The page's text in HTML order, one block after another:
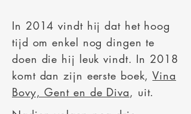
In 2014 vindt hij dat het hoog
tijd om enkel nog dingen te
doen die hij leuk vindt. In 2018
komt dan zijn eerste boek,Vina
Bovy, Gent en de Diva, uit.